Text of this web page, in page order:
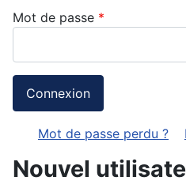
Mot de passe *
Mot de passe perdu ?
Nouvel